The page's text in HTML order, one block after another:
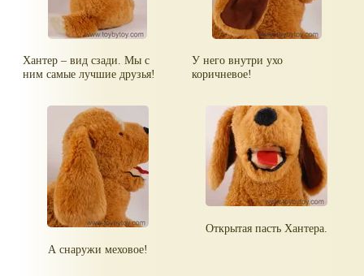
Хантер – вид сзади. Мы с
ним самые лучшие друзья!
У него внутри ухо
коричневое!
А снаружи меховое!
Открытая пасть Хантера.